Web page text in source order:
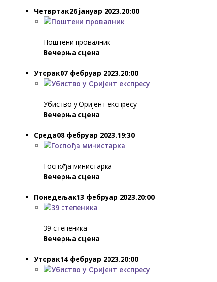
Четвртак26 јануар 2023.20:00
Поштени провалник
Вечерња сцена
Уторак07 фебруар 2023.20:00
Убиство у Оријент експресу
Вечерња сцена
Среда08 фебруар 2023.19:30
Госпођа министарка
Вечерња сцена
Понедељак13 фебруар 2023.20:00
39 степеника
Вечерња сцена
Уторак14 фебруар 2023.20:00